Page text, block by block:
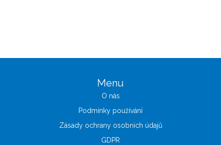
Menu
O nás
Podmínky používání
Zásady ochrany osobních údajů
GDPR